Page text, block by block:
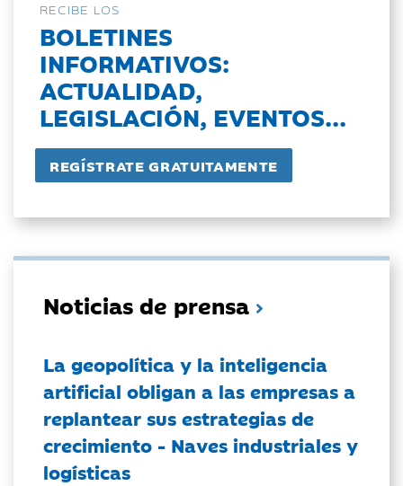
RECIBE LOS
BOLETINES
INFORMATIVOS:
ACTUALIDAD,
LEGISLACIÓN, EVENTOS...
Noticias de prensa
La geopolítica y la inteligencia
artificial obligan a las empresas a
replantear sus estrategias de
crecimiento - Naves industriales y
logísticas